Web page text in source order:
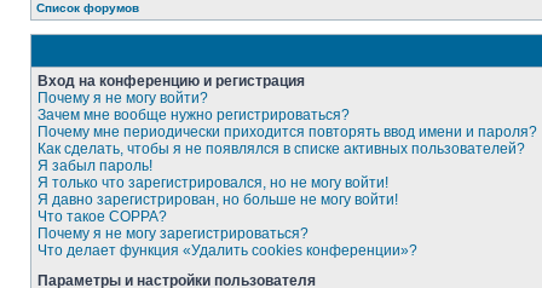
Список форумов
Вход на конференцию и регистрация
Почему я не могу войти?
Зачем мне вообще нужно регистрироваться?
Почему мне периодически приходится повторять ввод имени и пароля?
Как сделать, чтобы я не появлялся в списке активных пользователей?
Я забыл пароль!
Я только что зарегистрировался, но не могу войти!
Я давно зарегистрирован, но больше не могу войти!
Что такое COPPA?
Почему я не могу зарегистрироваться?
Что делает функция «Удалить cookies конференции»?
Параметры и настройки пользователя